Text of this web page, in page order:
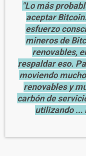
"Lo más
aceptar
esfuerzo
mineros de
renovables,
respaldar eso.
moviendo
renovables y
carbón de
utilizando ...